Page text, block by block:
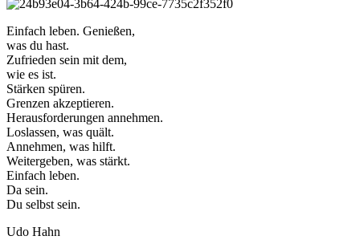
Einfach leben. Genießen,
was du hast.
Zufrieden sein mit dem,
wie es ist.
Stärken spüren.
Grenzen akzeptieren.
Herausforderungen annehmen.
Loslassen, was quält.
Annehmen, was hilft.
Weitergeben, was stärkt.
Einfach leben.
Da sein.
Du selbst sein.
Udo Hahn